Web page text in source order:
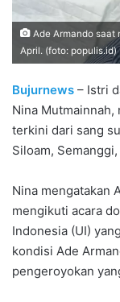
Ade Armando saat
April. (foto: populis.id)
Bujurnews – Istri
Nina
terkini dari sang
Siloam,
Nina mengatakan
mengikuti acara
Indonesia (UI)
kondisi Ade
pengeroyokan